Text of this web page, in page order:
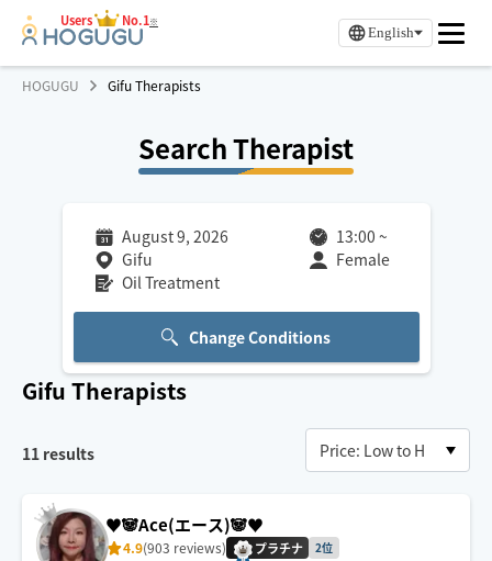
Users No.1※
English
HOGUGU Gifu Therapists
Search Therapist
August 9, 2026 13:00 ~
Gifu
Female
Oil Treatment
Change Conditions
Gifu Therapists
11 results
♥️🐼Ace(エース)🐼♥️
4.9(903 reviews) プラチナ 2位